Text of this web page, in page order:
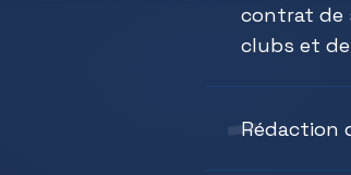
contrat de
clubs et
Rédaction